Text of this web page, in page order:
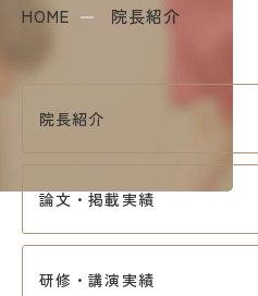
HOME 院長紹介
院長紹介
論文・掲載実績
研修・講演実績